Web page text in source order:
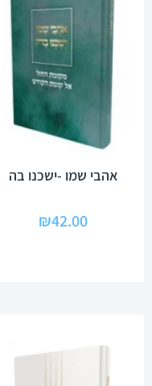
אהבי שמו -ישכנו בה
₪42.00